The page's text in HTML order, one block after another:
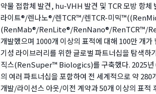
약물 접합체 발견, hu-VHH 발견 및 TCR 모방 항
라이트®/렌나노®/렌TCR™/렌TCR-미믹
(RenMab®/RenLite®/RenNano®/RenTCR™/
개발했으며 1000개 이상의 표적에 대해 100만 개가
기성 라이브러리를 위한 글로벌 파트너십을 탐색
직스(RenSuper™ Biologics)를 구축했다. 2025년
의 여러 파트너십을 포함하여 전 세계적으로 약
개발/라이선스 아웃/이전 계약과 50개 이상의 표